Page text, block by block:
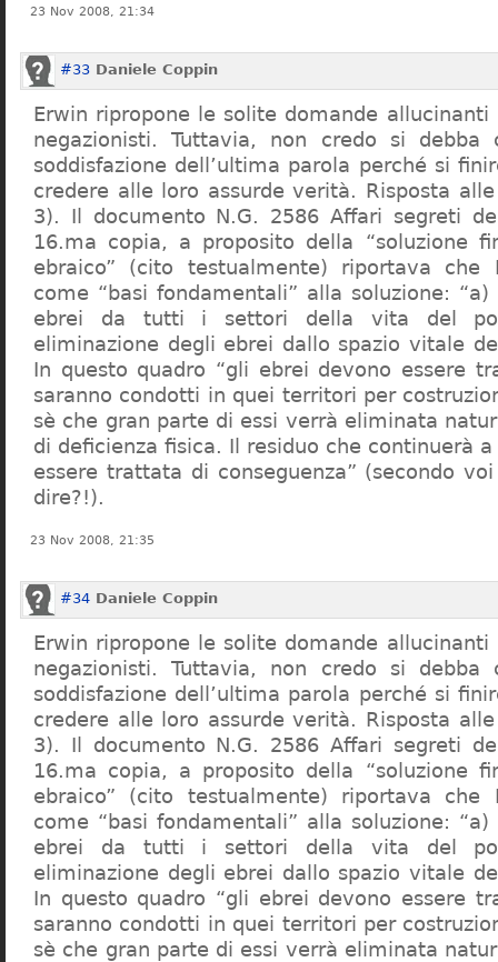
23 Nov 2008, 21:34
#33 Daniele Coppin
Erwin ripropone le solite domande
negazionisti. Tuttavia, non credo si debba
soddisfazione dell’ultima parola perché si
credere alle loro assurde verità. Risposta
3). Il documento N.G. 2586 Affari segreti
16.ma copia, a proposito della “soluzione
ebraico” (cito testualmente) riportava che
come “basi fondamentali” alla soluzione:
ebrei da tutti i settori della vita del
eliminazione degli ebrei dallo spazio vitale
In questo quadro “gli ebrei devono essere
saranno condotti in quei territori per
sè che gran parte di essi verrà eliminata
di deficienza fisica. Il residuo che continuerà
essere trattata di conseguenza” (secondo
dire?!).
23 Nov 2008, 21:35
#34 Daniele Coppin
Erwin ripropone le solite domande
negazionisti. Tuttavia, non credo si debba
soddisfazione dell’ultima parola perché si
credere alle loro assurde verità. Risposta
3). Il documento N.G. 2586 Affari segreti
16.ma copia, a proposito della “soluzione
ebraico” (cito testualmente) riportava che
come “basi fondamentali” alla soluzione:
ebrei da tutti i settori della vita del
eliminazione degli ebrei dallo spazio vitale
In questo quadro “gli ebrei devono essere
saranno condotti in quei territori per
sè che gran parte di essi verrà eliminata